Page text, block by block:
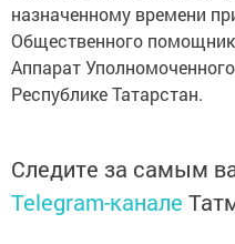
назначенному времени
Общественного
Аппарат
Республике Татарстан.
Следите за самым
Telegram-канале